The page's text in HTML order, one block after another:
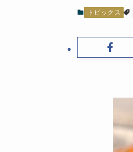
トピックス